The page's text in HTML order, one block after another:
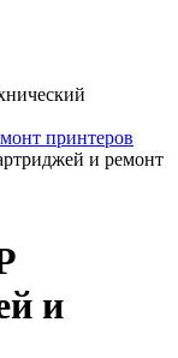
принтеров
и ремонт
и